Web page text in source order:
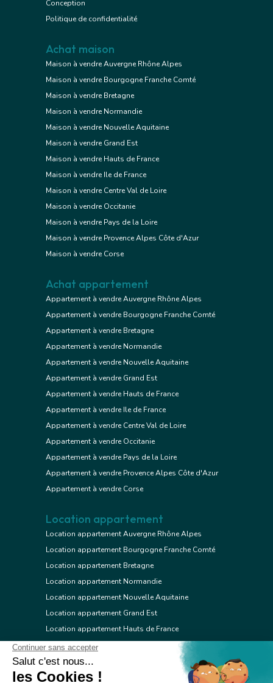
Conception
Politique de confidentialité
Achat maison
Maison à vendre Auvergne Rhône Alpes
Maison à vendre Bourgogne Franche Comté
Maison à vendre Bretagne
Maison à vendre Normandie
Maison à vendre Nouvelle Aquitaine
Maison à vendre Grand Est
Maison à vendre Hauts de France
Maison à vendre Ile de France
Maison à vendre Centre Val de Loire
Maison à vendre Occitanie
Maison à vendre Pays de la Loire
Maison à vendre Provence Alpes Côte d'Azur
Maison à vendre Corse
Achat appartement
Appartement à vendre Auvergne Rhône Alpes
Appartement à vendre Bourgogne Franche Comté
Appartement à vendre Bretagne
Appartement à vendre Normandie
Appartement à vendre Nouvelle Aquitaine
Appartement à vendre Grand Est
Appartement à vendre Hauts de France
Appartement à vendre Ile de France
Appartement à vendre Centre Val de Loire
Appartement à vendre Occitanie
Appartement à vendre Pays de la Loire
Appartement à vendre Provence Alpes Côte d'Azur
Appartement à vendre Corse
Location appartement
Location appartement Auvergne Rhône Alpes
Location appartement Bourgogne Franche Comté
Location appartement Bretagne
Location appartement Normandie
Location appartement Nouvelle Aquitaine
Location appartement Grand Est
Location appartement Hauts de France
Location appartement Ile de France
Location appartement Centre Val de Loire
Location appartement Occitanie